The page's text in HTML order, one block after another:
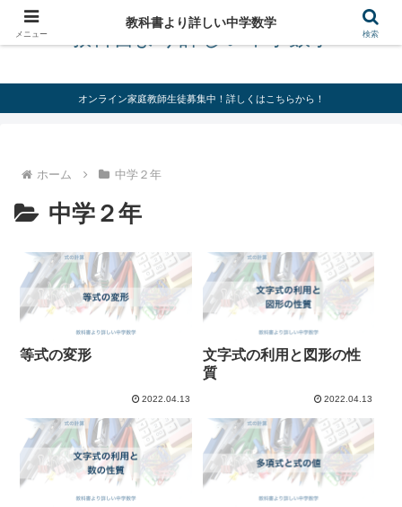
教科書より詳しい中学数学
オンライン家庭教師生徒募集中！詳しくはこちらから！
ホーム 中学２年
中学２年
等式の変形
2022.04.13
文字式の利用と図形の性
質
2022.04.13
メニュー
教科書より詳しい中学数学
検索